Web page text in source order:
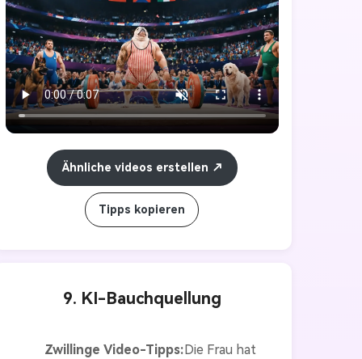
Kein Lachen im Studio, nur
sporadisches Geschwätz "," Stimmung
":" glücklich, aufgeregt"}
Ähnliche videos erstellen
Tipps kopieren
9. KI-Bauchquellung
Zwillinge Video-Tipps: Die Frau hat